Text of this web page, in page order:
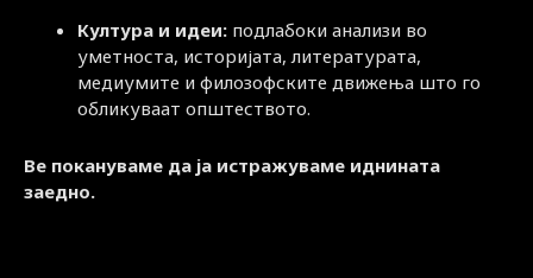
Култура и идеи: подлабоки анализи во
уметноста, историјата, литературата,
медиумите и филозофските движења што го
обликуваат општеството.
Ве покануваме да ја истражуваме иднината
заедно.